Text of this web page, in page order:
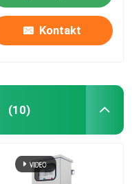
Kontakt
(10)